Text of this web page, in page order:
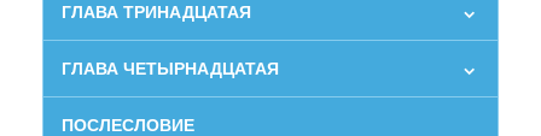
ГЛАВА ТРИНАДЦАТАЯ
ГЛАВА ЧЕТЫРНАДЦАТАЯ
ПОСЛЕСЛОВИЕ